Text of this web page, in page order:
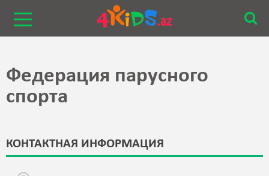
Федерация парусного
спорта
КОНТАКТНАЯ ИНФОРМАЦИЯ